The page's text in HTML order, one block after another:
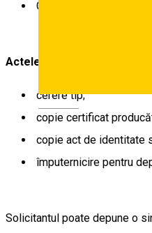
Deutsch
Comercializarea
Actele necesare:
cerere tip;
copie certificat
copie act de identitate
împuternicire pentru
Solicitantul poate depune o